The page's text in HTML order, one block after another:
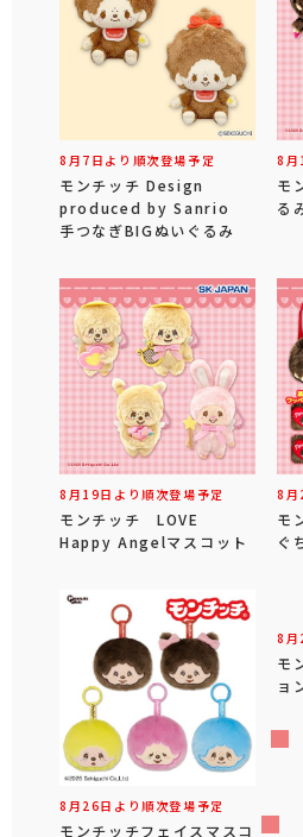
8月7日より順次登場予定
モンチッチ Design
produced by Sanrio
手つなぎBIGぬいぐるみ
8月
モ
る
8月19日より順次登場予定
モンチッチ LOVE
Happy Angelマスコット
8月
モ
ぐ
8月26日より順次登場予定
モンチッチフェイスマスコ
8月
モ
ョ